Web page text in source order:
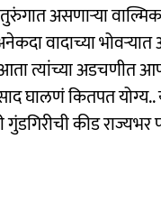
असणाऱ्या
वादाच्या भोवऱ्यात
त्यांच्या अडचणीत
घालणं कितपत
कीड